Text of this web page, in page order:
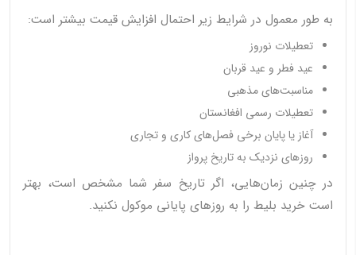
به طور معمول در شرایط زیر احتمال افزایش قیمت بیشتر است:
تعطیلات نوروز
عید فطر و عید قربان
مناسبت‌های مذهبی
تعطیلات رسمی افغانستان
آغاز یا پایان برخی فصل‌های کاری و تجاری
روزهای نزدیک به تاریخ پرواز
در چنین زمان‌هایی، اگر تاریخ سفر شما مشخص است، بهتر
است خرید بلیط را به روزهای پایانی موکول نکنید.